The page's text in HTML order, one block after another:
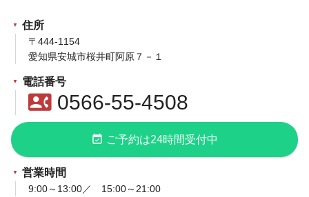
住所
〒444-1154
愛知県安城市桜井町阿原７－１
電話番号
contact_phone0566-55-4508
event_available ご予約は24時間受付中
営業時間
9:00～13:00／ 15:00～21:00